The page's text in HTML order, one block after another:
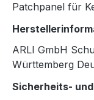
Patchpanel für
ARLI GmbH
Württemberg
Sicherheits-